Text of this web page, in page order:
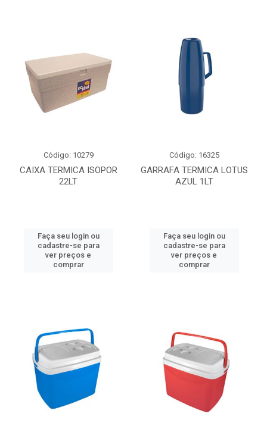
CAIXA TERMICA ISOPOR
22LT
Código: 10279
Faça seu login ou
cadastre-se para
ver preços e
comprar
GARRAFA TERMICA LOTUS
AZUL 1LT
Código: 16325
Faça seu login ou
cadastre-se para
ver preços e
comprar